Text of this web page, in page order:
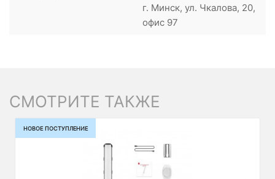
г. Минск, ул. Чкалова, 20,
офис 97
СМОТРИТЕ ТАКЖЕ
НОВОЕ ПОСТУПЛЕНИЕ